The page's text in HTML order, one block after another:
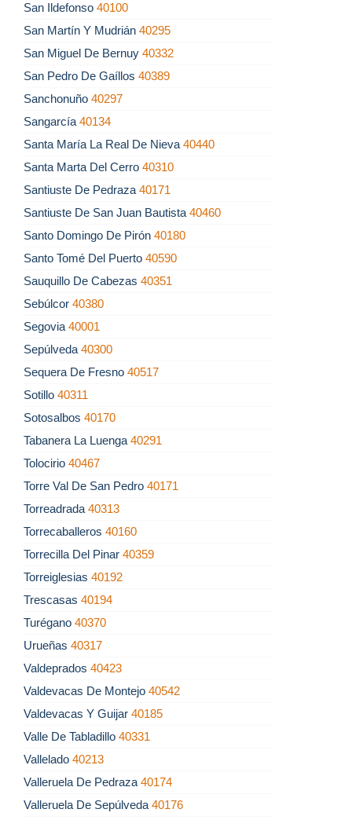
San Ildefonso 40100
San Martín Y Mudrián 40295
San Miguel De Bernuy 40332
San Pedro De Gaíllos 40389
Sanchonuño 40297
Sangarcía 40134
Santa María La Real De Nieva 40440
Santa Marta Del Cerro 40310
Santiuste De Pedraza 40171
Santiuste De San Juan Bautista 40460
Santo Domingo De Pirón 40180
Santo Tomé Del Puerto 40590
Sauquillo De Cabezas 40351
Sebúlcor 40380
Segovia 40001
Sepúlveda 40300
Sequera De Fresno 40517
Sotillo 40311
Sotosalbos 40170
Tabanera La Luenga 40291
Tolocirio 40467
Torre Val De San Pedro 40171
Torreadrada 40313
Torrecaballeros 40160
Torrecilla Del Pinar 40359
Torreiglesias 40192
Trescasas 40194
Turégano 40370
Urueñas 40317
Valdeprados 40423
Valdevacas De Montejo 40542
Valdevacas Y Guijar 40185
Valle De Tabladillo 40331
Vallelado 40213
Valleruela De Pedraza 40174
Valleruela De Sepúlveda 40176